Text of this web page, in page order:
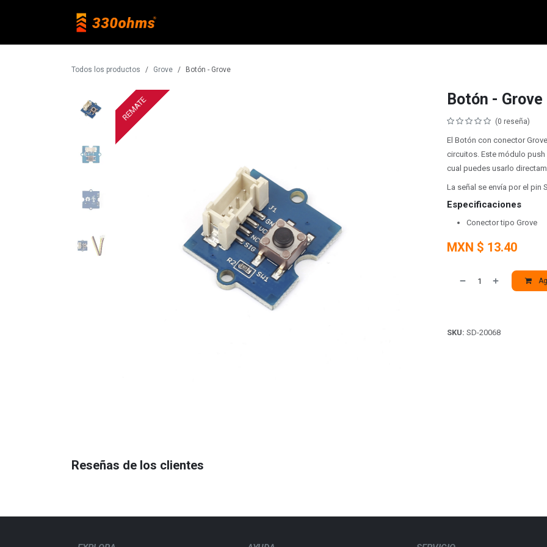
Todos los productos Grove Botón - Grove
REMATE
REMATE Botón - Grove
(0 reseña)
El Botón con conector
circuitos. Este módulo
cual puedes usarlo
La señal se envía por el pin
Especificaciones
Conector tipo Grove
MXN $ 13.40
SKU: SD-20068
Reseñas de los clientes